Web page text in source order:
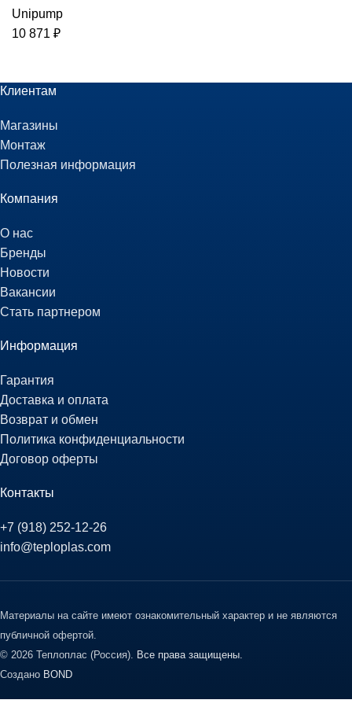
Unipump
10 871 ₽
Клиентам
Магазины
Монтаж
Полезная информация
Компания
О нас
Бренды
Новости
Вакансии
Стать партнером
Информация
Гарантия
Доставка и оплата
Возврат и обмен
Политика конфиденциальности
Договор оферты
Контакты
+7 (918) 252-12-26
info@teploplas.com
Материалы на сайте имеют ознакомительный характер и не являются
публичной офертой.
© 2026 Теплоплас (Россия). Все права защищены.
Создано BOND